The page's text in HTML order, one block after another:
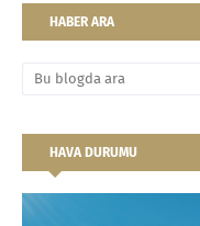
HABER ARA
HAVA DURUMU